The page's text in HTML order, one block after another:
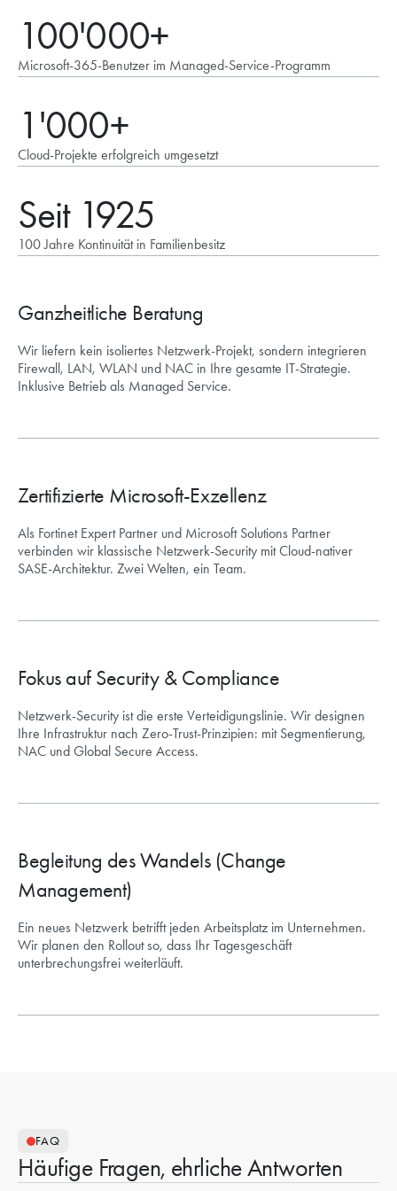
100'000+
Microsoft-365-Benutzer im Managed-Service-Programm
1'000+
Cloud-Projekte erfolgreich umgesetzt
Seit 1925
100 Jahre Kontinuität in Familienbesitz
Ganzheitliche Beratung
Wir liefern kein isoliertes Netzwerk-Projekt, sondern integrieren
Firewall, LAN, WLAN und NAC in Ihre gesamte IT-Strategie.
Inklusive Betrieb als Managed Service.
Zertifizierte Microsoft-Exzellenz
Als Fortinet Expert Partner und Microsoft Solutions Partner
verbinden wir klassische Netzwerk-Security mit Cloud-nativer
SASE-Architektur. Zwei Welten, ein Team.
Fokus auf Security & Compliance
Netzwerk-Security ist die erste Verteidigungslinie. Wir designen
Ihre Infrastruktur nach Zero-Trust-Prinzipien: mit Segmentierung,
NAC und Global Secure Access.
Begleitung des Wandels (Change
Management)
Ein neues Netzwerk betrifft jeden Arbeitsplatz im Unternehmen.
Wir planen den Rollout so, dass Ihr Tagesgeschäft
unterbrechungsfrei weiterläuft.
FAQ
Häufige Fragen, ehrliche Antworten